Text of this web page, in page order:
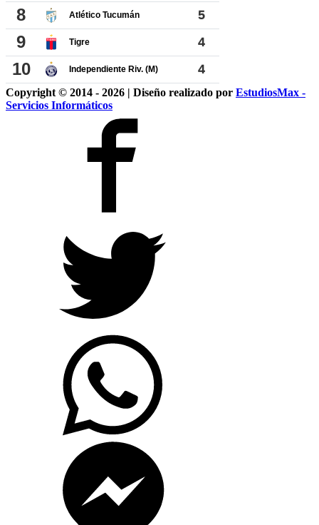
Copyright © 2014 - 2026 | Diseño realizado por EstudiosMax -
Servicios Informáticos